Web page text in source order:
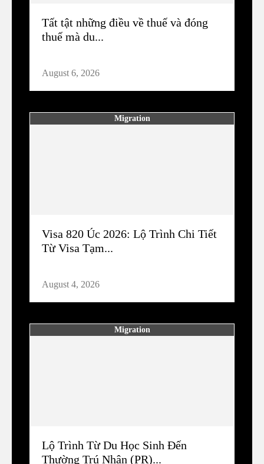
Tất tật những điều về thuế và đóng
thuế mà du...
August 6, 2026
Migration
Visa 820 Úc 2026: Lộ Trình Chi Tiết
Từ Visa Tạm...
August 4, 2026
Migration
Lộ Trình Từ Du Học Sinh Đến
Thường Trú Nhân (PR)...